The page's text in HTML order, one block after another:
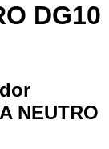
DG10
NEUTRO